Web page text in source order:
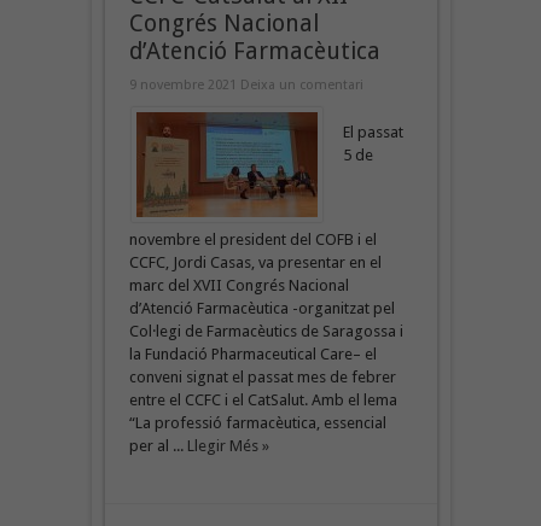
Congrés Nacional
d’Atenció Farmacèutica
9 novembre 2021 Deixa un comentari
El passat
5 de
novembre el president del COFB i el
CCFC, Jordi Casas, va presentar en el
marc del XVII Congrés Nacional
d’Atenció Farmacèutica -organitzat pel
Col·legi de Farmacèutics de Saragossa i
la Fundació Pharmaceutical Care– el
conveni signat el passat mes de febrer
entre el CCFC i el CatSalut. Amb el lema
“La professió farmacèutica, essencial
per al ... Llegir Més »